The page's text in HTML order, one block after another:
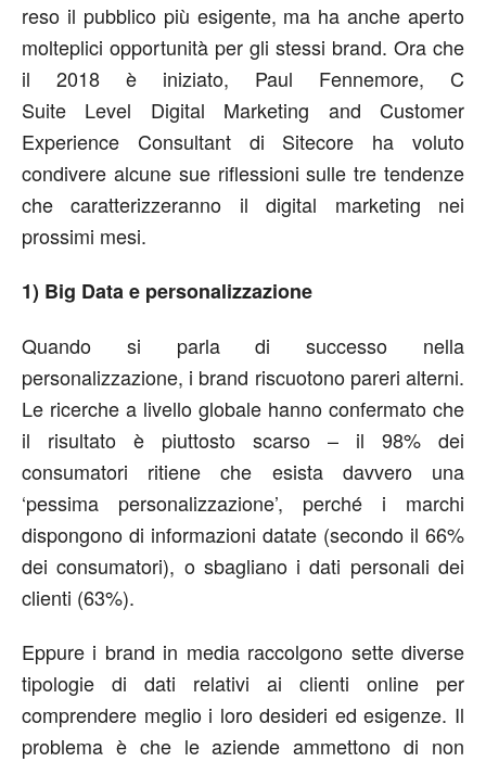
reso il pubblico più esigente, ma ha anche aperto
molteplici opportunità per gli stessi brand. Ora che
il 2018 è iniziato, Paul Fennemore, C
Suite Level Digital Marketing and Customer
Experience Consultant di Sitecore ha voluto
condivere alcune sue riflessioni sulle tre tendenze
che caratterizzeranno il digital marketing nei
prossimi mesi.
1) Big Data e personalizzazione
Quando si parla di successo nella
personalizzazione, i brand riscuotono pareri alterni.
Le ricerche a livello globale hanno confermato che
il risultato è piuttosto scarso – il 98% dei
consumatori ritiene che esista davvero una
‘pessima personalizzazione’, perché i marchi
dispongono di informazioni datate (secondo il 66%
dei consumatori), o sbagliano i dati personali dei
clienti (63%).
Eppure i brand in media raccolgono sette diverse
tipologie di dati relativi ai clienti online per
comprendere meglio i loro desideri ed esigenze. Il
problema è che le aziende ammettono di non